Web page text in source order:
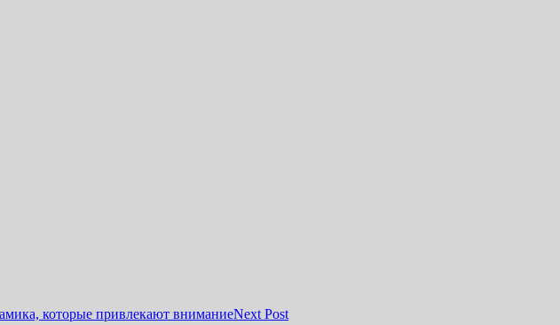
которые привлекают вниманиеNext Post